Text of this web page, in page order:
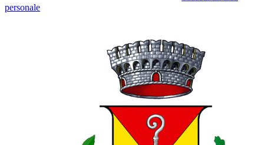
personale